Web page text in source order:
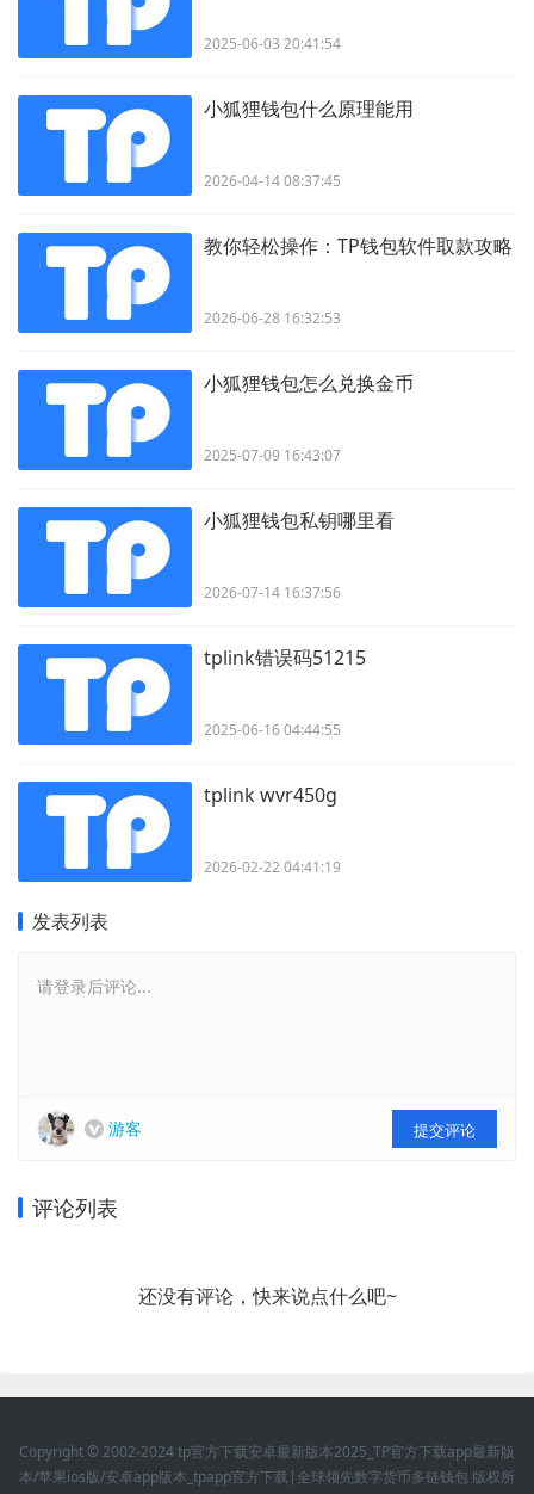
2025-06-03 20:41:54
小狐狸钱包什么原理能用
2026-04-14 08:37:45
教你轻松操作：TP钱包软件取款攻略
2026-06-28 16:32:53
小狐狸钱包怎么兑换金币
2025-07-09 16:43:07
小狐狸钱包私钥哪里看
2026-07-14 16:37:56
tplink错误码51215
2025-06-16 04:44:55
tplink wvr450g
2026-02-22 04:41:19
发表列表
请登录后评论...
游客 提交评论
评论列表
还没有评论，快来说点什么吧~
Copyright © 2002-2024 tp官方下载安卓最新版本2025_TP官方下载app最新版
本/苹果ios版/安卓app版本_tpapp官方下载|全球领先数字货币多链钱包 版权所